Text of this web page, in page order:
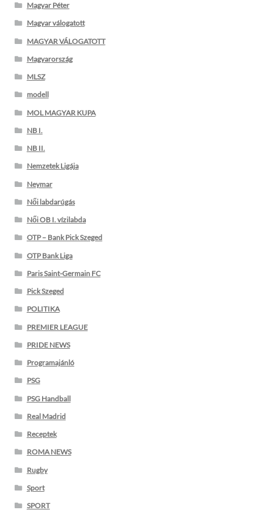
Magyar Péter
Magyar válogatott
MAGYAR VÁLOGATOTT
Magyarország
MLSZ
modell
MOL MAGYAR KUPA
NB I.
NB II.
Nemzetek Ligája
Neymar
Női labdarúgás
Női OB I. vízilabda
OTP – Bank Pick Szeged
OTP Bank Liga
Paris Saint-Germain FC
Pick Szeged
POLITIKA
PREMIER LEAGUE
PRIDE NEWS
Programajánló
PSG
PSG Handball
Real Madrid
Receptek
ROMA NEWS
Rugby
Sport
SPORT